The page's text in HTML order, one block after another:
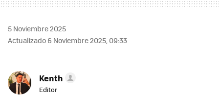
5 Noviembre 2025
Actualizado 6 Noviembre 2025, 09:33
Kenth
Editor